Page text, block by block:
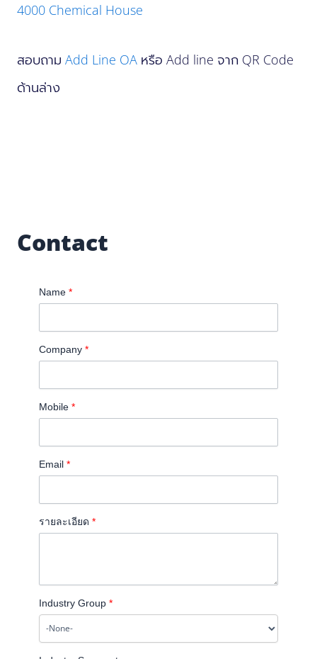
4000 Chemical House
สอบถาม Add Line OA หรือ Add line จาก QR Code
ด้านล่าง
Contact
Name *
Company *
Mobile *
Email *
รายละเอียด *
Industry Group *